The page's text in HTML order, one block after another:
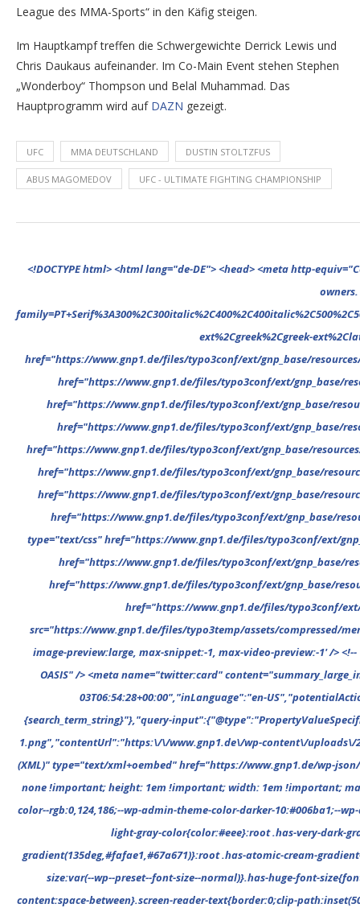
League des MMA-Sports“ in den Käfig steigen.
Im Hauptkampf treffen die Schwergewichte Derrick Lewis und
Chris Daukaus aufeinander. Im Co-Main Event stehen Stephen
„Wonderboy“ Thompson und Belal Muhammad. Das
Hauptprogramm wird auf DAZN gezeigt.
UFC MMA DEUTSCHLAND DUSTIN STOLTZFUS
ABUS MAGOMEDOV UFC - ULTIMATE FIGHTING CHAMPIONSHIP
<!DOCTYPE html> <html lang="de-DE"> <head> <meta http-equiv="Content-Type" content="text/html; charset=UTF-8"/> <meta name="google-site-verification" content="cVGVUvWocm1gvSHxvrjHxzeA4oYlTAvZPb6G_EJBd1U" /> <!-- This website is powered by TYPO3 - inspiring people to share! TYPO3 is a free open source Content Management Framework initially created by Kasper Skaarhoj and licensed under GNU/GPL. TYPO3 is copyright 1998-2022 of Kasper Skaarhoj. Extensions are copyright of their respective owners. Information and contribution at https://typo3.org/ --> <base href="."> <title>News</title> <meta name="generator" content="TYPO3 CMS"/> <meta name="viewport" content="width=device-width,minimum-scale=1"/> <meta name="revisit-after" content="1 days"/> <meta name="allow-search" content="yes"/> <link rel="stylesheet" type="text/css" href="//fonts.googleapis.com/